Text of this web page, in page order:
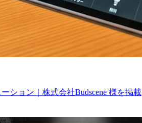
ション｜株式会社Budscene 様を掲載